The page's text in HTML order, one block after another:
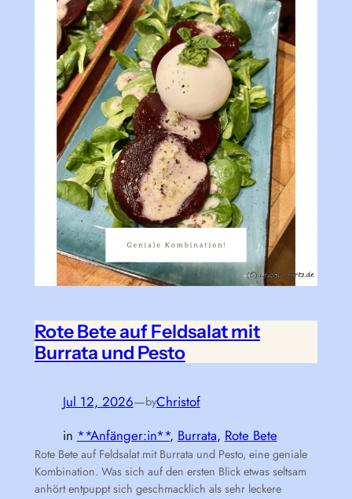
Rote Bete auf Feldsalat mit
Burrata und Pesto
Jul 12, 2026—byChristof
in **Anfänger:in**, Burrata, Rote Bete
Rote Bete auf Feldsalat mit Burrata und Pesto, eine geniale
Kombination. Was sich auf den ersten Blick etwas seltsam
anhört entpuppt sich geschmacklich als sehr leckere